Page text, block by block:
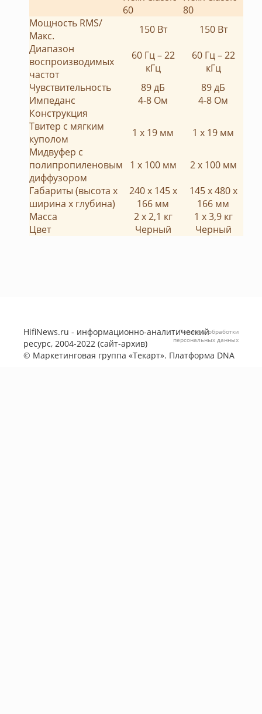
60
80
Мощность RMS/
Макс.
150 Вт
150 Вт
Диапазон
воспроизводимых
частот
60 Гц – 22
кГц
60 Гц – 22
кГц
Чувствительность
89 дБ
89 дБ
Импеданс
4-8 Ом
4-8 Ом
Конструкция
Твитер с мягким
куполом
1 х 19 мм
1 х 19 мм
Мидвуфер с
полипропиленовым
диффузором
1 х 100 мм
2 х 100 мм
Габариты (высота х
ширина х глубина)
240 х 145 х
166 мм
145 х 480 х
166 мм
Масса
2 х 2,1 кг
1 х 3,9 кг
Цвет
Черный Черный
HifiNews.ru - информационно-аналитический
ресурс, 2004-2022 (сайт-архив)
© Маркетинговая группа «Текарт». Платформа DNA
Политика обработки
персональных данных